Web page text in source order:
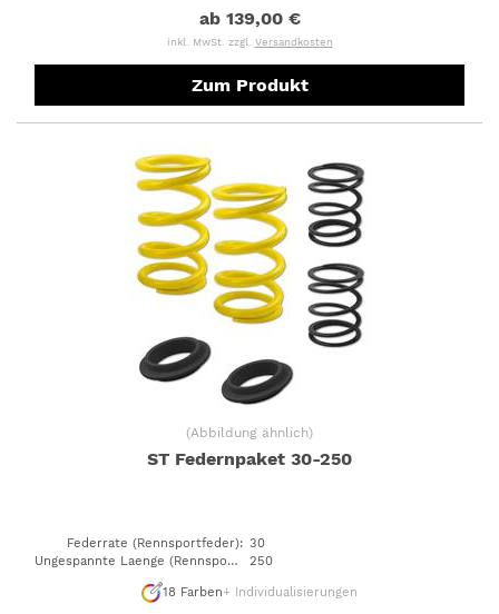
ab 139,00 €
inkl. MwSt. zzgl. Versandkosten
Zum Produkt
(Abbildung ähnlich)
ST Federnpaket 30-250
Federrate (Rennsportfeder): 30
Ungespannte Laenge (Rennsportfeder)
250
18 Farben+ Individualisierungen